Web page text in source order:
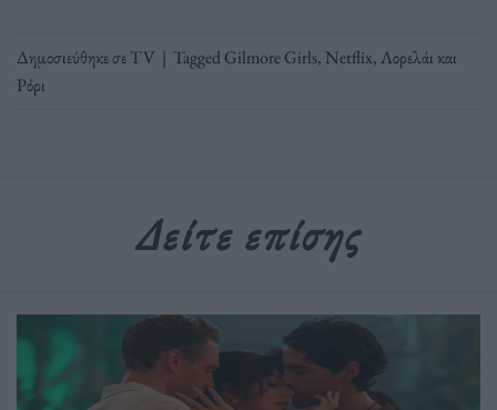
Δημοσιεύθηκε σεTV | TaggedGilmore Girls, Netflix,Λορελάι και
Ρόρι
Δείτε επίσης